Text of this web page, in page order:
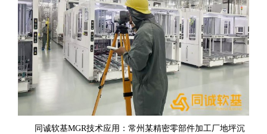
同诚软基MGR技术应用：常州某精密零部件加工厂地坪沉